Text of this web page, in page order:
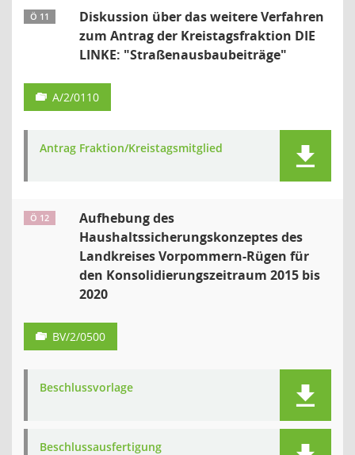
Ö 11
Diskussion über das weitere Verfahren
zum Antrag der Kreistagsfraktion DIE
LINKE: "Straßenausbaubeiträge"
A/2/0110
Antrag Fraktion/Kreistagsmitglied
Ö 12
Aufhebung des
Haushaltssicherungskonzeptes des
Landkreises Vorpommern-Rügen für
den Konsolidierungszeitraum 2015 bis
2020
BV/2/0500
Beschlussvorlage
Beschlussausfertigung